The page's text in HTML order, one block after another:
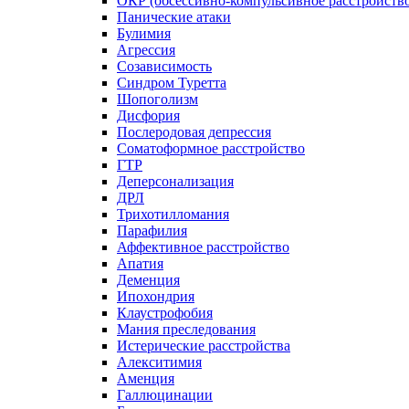
Панические атаки
Булимия
Агрессия
Созависимость
Синдром Туретта
Шопоголизм
Дисфория
Послеродовая депрессия
Соматоформное расстройство
ГТР
Деперсонализация
ДРЛ
Трихотилломания
Парафилия
Аффективное расстройство
Апатия
Деменция
Ипохондрия
Клаустрофобия
Мания преследования
Истерические расстройства
Алекситимия
Аменция
Галлюцинации